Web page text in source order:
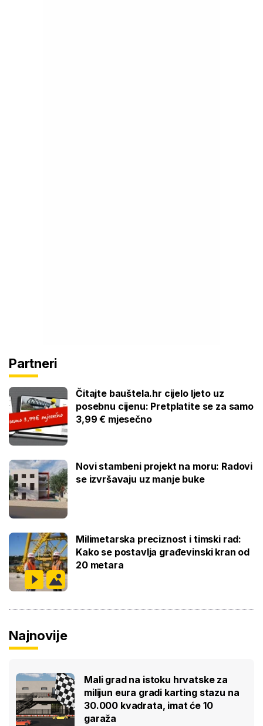
Partneri
Čitajte bauštela.hr cijelo ljeto uz
posebnu cijenu: Pretplatite se za samo
3,99 € mjesečno
Novi stambeni projekt na moru: Radovi
se izvršavaju uz manje buke
Milimetarska preciznost i timski rad:
Kako se postavlja građevinski kran od
20 metara
Najnovije
Mali grad na istoku hrvatske za
milijun eura gradi karting stazu na
30.000 kvadrata, imat će 10
garaža